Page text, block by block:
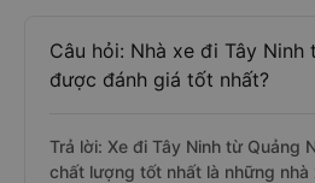
Câu hỏi: Nhà xe đi Tây Ninh
được đánh giá tốt nhất?
Trả lời: Xe đi Tây Ninh từ Quảng
chất lượng tốt nhất là những nhà